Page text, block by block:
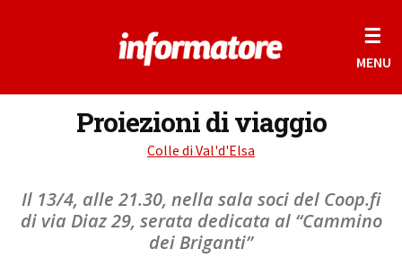
☰
MENU
Proiezioni di viaggio
Colle di Val'd'Elsa
Il 13/4, alle 21.30, nella sala soci del Coop.fi
di via Diaz 29, serata dedicata al “Cammino
dei Briganti”